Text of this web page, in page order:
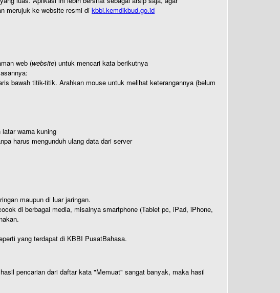
merujuk ke website resmi di kbbi.kemdikbud.go.id
web (website) untuk mencari kata berikutnya
bawah titik-titik. Arahkan mouse untuk melihat keterangannya (belum
warna kuning
harus mengunduh ulang data dari server
maupun di luar jaringan.
di berbagai media, misalnya smartphone (Tablet pc, iPad, iPhone,
yang terdapat di KBBI PusatBahasa.
pencarian dari daftar kata "Memuat" sangat banyak, maka hasil